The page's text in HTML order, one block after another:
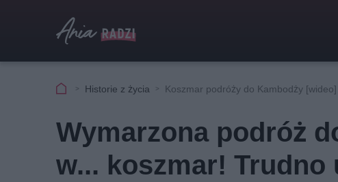
Historie z życia Koszmar podróży do Kambodży [wideo]
Wymarzona podróż
w... koszmar!